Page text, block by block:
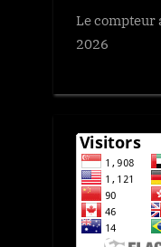
Le compteur
2026